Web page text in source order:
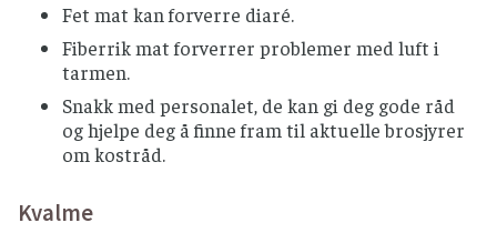
Fet mat kan forverre diaré.
Fiberrik mat forverrer problemer med luft i
tarmen.
Snakk med personalet, de kan gi deg gode råd
og hjelpe deg å finne fram til aktuelle brosjyrer
om kostråd.
Kvalme